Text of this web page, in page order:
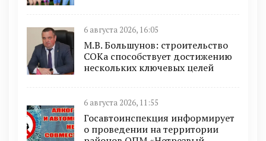
6 августа 2026, 16:05
М.В. Большунов: строительство
СОКа способствует достижению
нескольких ключевых целей
6 августа 2026, 11:55
Госавтоинспекция информирует
о проведении на территории